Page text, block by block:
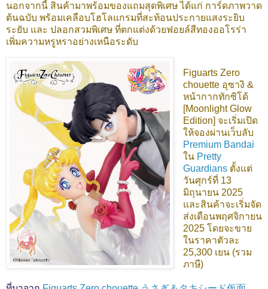
นอกจากนี้ สินค้ามาพร้อมของแถมสุดพิเศษ ได้แก่ การ์ดภาพวาด
ต้นฉบับ พร้อมเคลือบโฮโลแกรมที่สะท้อนประกายแสงระยิบ
ระยับ และ ปลอกสวมพิเศษ ที่ตกแต่งด้วยฟอยล์สีทองออโรร่า
เพิ่มความหรูหราอย่างเหนือระดับ
Figuarts Zero
chouette อุซางิ &
หน้ากากทักซิโด้
[Moonlight Glow
Edition] จะเริ่มเปิด
ให้จองผ่านเว็บลับ
Premium Bandai
ใน Pretty
Guardiansตั้งแต่
วันศุกร์ที่ 13
มิถุนายน 2025
และสินค้าจะเริ่มจัด
ส่งเดือนพฤศจิกายน
2025 โดยจะขาย
ในราคาตัวละ
25,300 เยน (รวม
ภาษี)